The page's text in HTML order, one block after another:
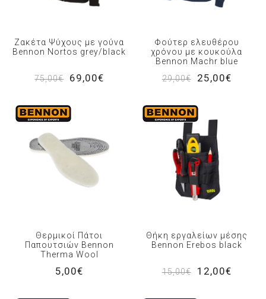
Ζακέτα Ψύχους με γούνα
Bennon Nortos grey/black
75,00€ 69,00€
Φούτερ ελευθέρου
χρόνου με κουκούλα
Bennon Machr blue
29,00€
25,00€
Θερμικοί Πάτοι
Παπουτσιών Bennon
Therma Wool
5,00€
Θήκη εργαλείων μέσης
Bennon Erebos black
15,00€ 12,00€